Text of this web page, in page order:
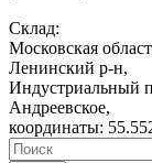
Склад:
Московская
Ленинский р-н,
Индустриальный
Андреевское,
координаты: